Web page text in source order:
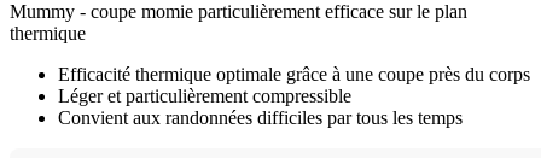
Mummy - coupe momie particulièrement efficace sur le plan
thermique
Efficacité thermique optimale grâce à une coupe près du corps
Léger et particulièrement compressible
Convient aux randonnées difficiles par tous les temps